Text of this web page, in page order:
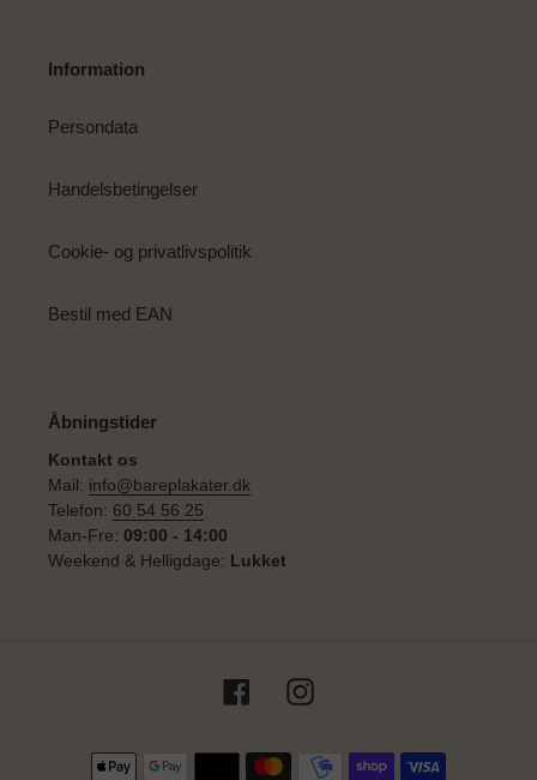
Information
Persondata
Handelsbetingelser
Cookie- og privatlivspolitik
Bestil med EAN
Åbningstider
Kontakt os
Mail: info@bareplakater.dk
Telefon: 60 54 56 25
Man-Fre: 09:00 - 14:00
Weekend & Helligdage: Lukket
FacebookInstagram
Betalingsmetoder